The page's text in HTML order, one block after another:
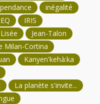
inégalité
IRIS
Jean-Talon
Milan-Cortina
Kanyen'kehà:ka
La planète s'invite...